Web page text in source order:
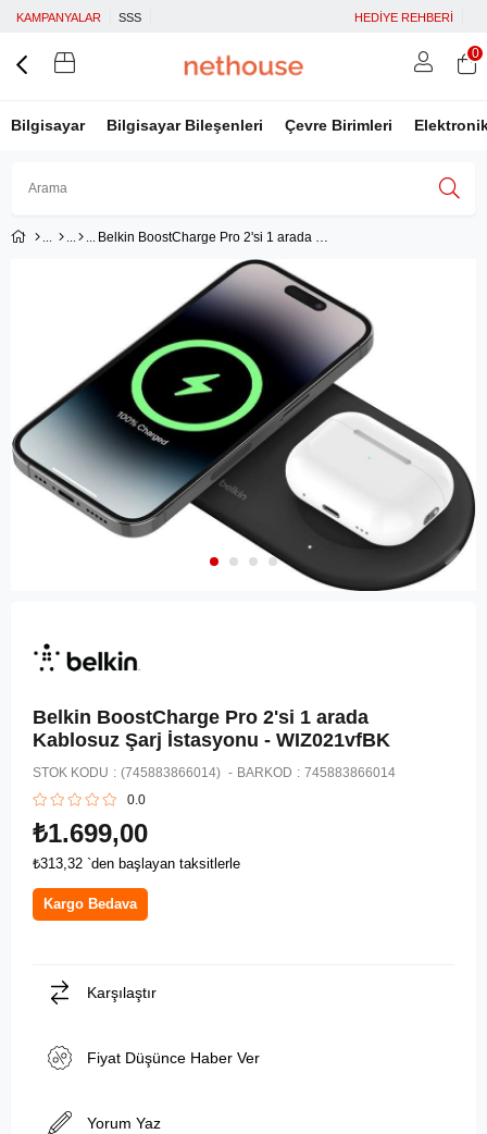
KAMPANYALAR SSS HEDİYE REHBERİ
Bilgisayar Bilgisayar Bileşenleri Çevre Birimleri
Üye Ol
Google İle Bağlan
0
Belkin BoostCharge Pro 2'si 1 arada Kablosuz Şarj İstasyonu - ‎WIZ021vfBK
Belkin BoostCharge Pro 2'si 1 arada
Kablosuz Şarj İstasyonu - ‎WIZ021vfBK
STOK KODU (745883866014) BARKOD : 745883866014
0.0
₺1.699,00
₺313,32 `den başlayan taksitlerle
Kargo Bedava
Karşılaştır
Fiyat Düşünce Haber Ver
Yorum Yaz